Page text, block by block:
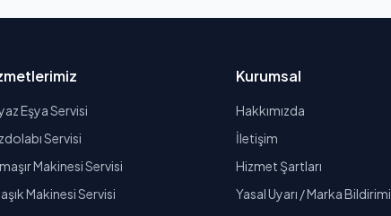
Eşya Servisi
Servisi
Makinesi Servisi
Makinesi Servisi
Kurumsal
Hakkımızda
İletişim
Hizmet Şartları
Yasal Uyarı / Marka Bildirimi